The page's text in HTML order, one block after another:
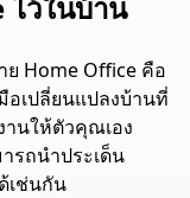
Home Office คือ
เปลี่ยนแปลงบ้านที่
นให้ตัวคุณเอง
ถนำประเด็น
เช่นกัน